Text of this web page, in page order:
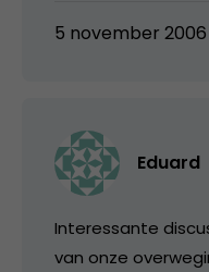
5 november 2006
Eduard
Interessante
van onze